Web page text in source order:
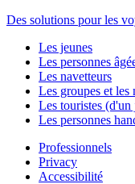
Des solutions pour les
Les jeunes
Les personnes
Les navetteurs
Les groupes et les
Les touristes (d'un
Les personnes
Professionnels
Privacy
Accessibilité